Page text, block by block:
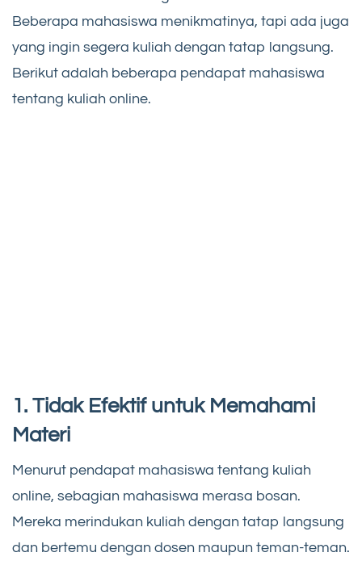
Beberapa mahasiswa menikmatinya, tapi ada juga
yang ingin segera kuliah dengan tatap langsung.
Berikut adalah beberapa pendapat mahasiswa
tentang kuliah online.
1. Tidak Efektif untuk Memahami
Materi
Menurut pendapat mahasiswa tentang kuliah
online, sebagian mahasiswa merasa bosan.
Mereka merindukan kuliah dengan tatap langsung
dan bertemu dengan dosen maupun teman-teman.